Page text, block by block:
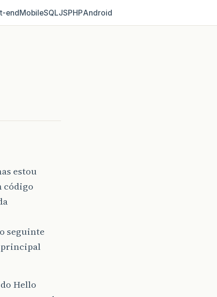
MobileSQLJSPHPAndroid
estou
código
seguinte
principal
Hello